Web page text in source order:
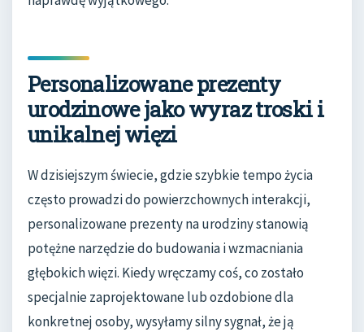
Personalizowane prezenty
urodzinowe jako wyraz troski i
unikalnej więzi
W dzisiejszym świecie, gdzie szybkie tempo życia
często prowadzi do powierzchownych interakcji,
personalizowane prezenty na urodziny stanowią
potężne narzędzie do budowania i wzmacniania
głębokich więzi. Kiedy wręczamy coś, co zostało
specjalnie zaprojektowane lub ozdobione dla
konkretnej osoby, wysyłamy silny sygnał, że ją